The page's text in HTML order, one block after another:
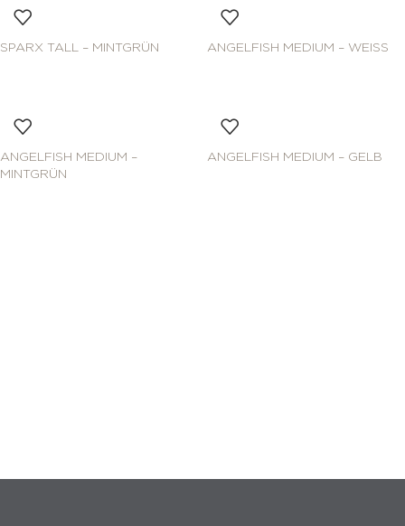
SPARX TALL – MINTGRÜN ANGELFISH MEDIUM – WEISS
ANGELFISH MEDIUM –
MINTGRÜN
ANGELFISH MEDIUM – GELB